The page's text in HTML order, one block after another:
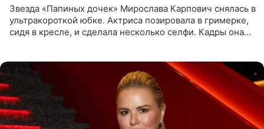
Звезда «Папиных дочек» Мирослава Карпович снялась в
ультракороткой юбке. Актриса позировала в гримерке,
сидя в кресле, и сделала несколько селфи. Кадры она